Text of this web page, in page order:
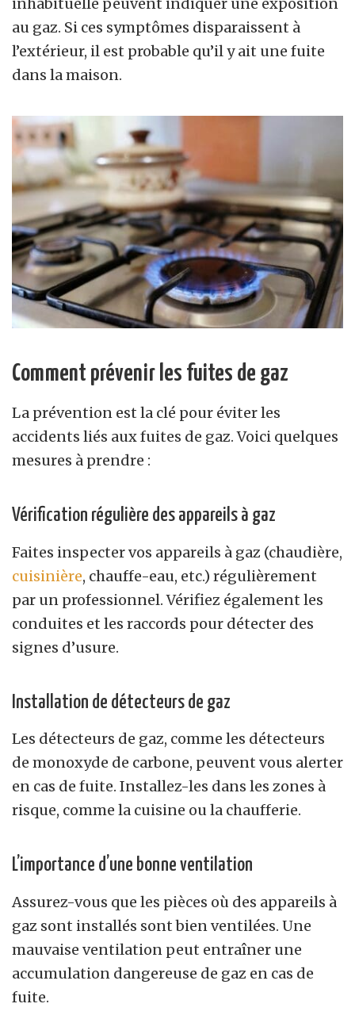
au gaz. Si ces symptômes disparaissent à
l’extérieur, il est probable qu’il y ait une fuite
dans la maison.
Comment prévenir les fuites de gaz
La prévention est la clé pour éviter les
accidents liés aux fuites de gaz. Voici quelques
mesures à prendre :
Vérification régulière des appareils à gaz
Faites inspecter vos appareils à gaz (chaudière,
cuisinière, chauffe-eau, etc.) régulièrement
par un professionnel. Vérifiez également les
conduites et les raccords pour détecter des
signes d’usure.
Installation de détecteurs de gaz
Les détecteurs de gaz, comme les détecteurs
de monoxyde de carbone, peuvent vous alerter
en cas de fuite. Installez-les dans les zones à
risque, comme la cuisine ou la chaufferie.
L’importance d’une bonne ventilation
Assurez-vous que les pièces où des appareils à
gaz sont installés sont bien ventilées. Une
mauvaise ventilation peut entraîner une
accumulation dangereuse de gaz en cas de
fuite.